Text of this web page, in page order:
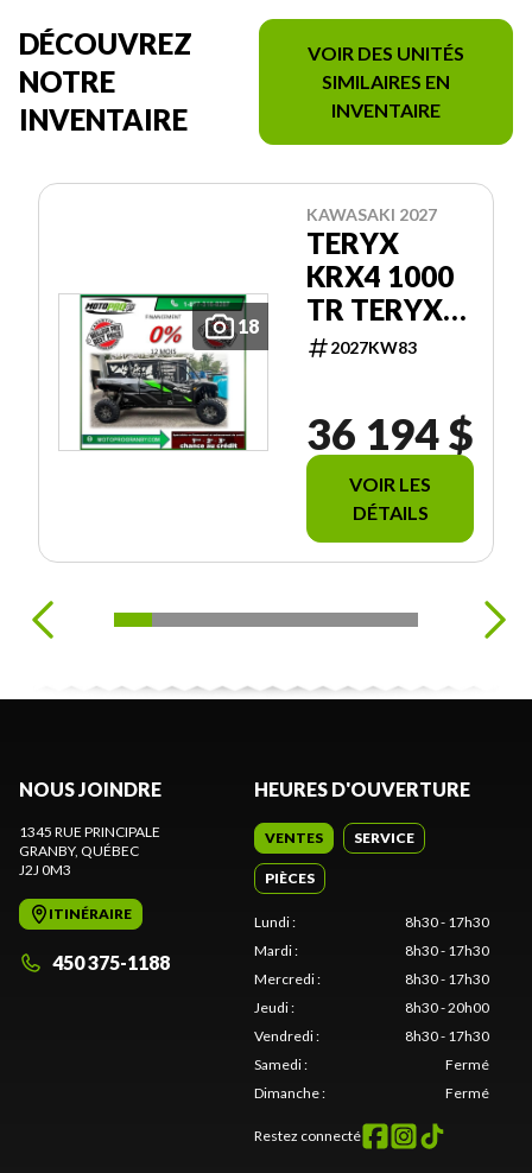
DÉCOUVREZ
NOTRE
INVENTAIRE
VOIR DES UNITÉS
SIMILAIRES EN
INVENTAIRE
18
KAWASAKI 2027
TERYX
KRX4 1000
TR TERYX
KRX4 1000
PLACES KRX
2027KW83
36 194 $
VOIR LES
DÉTAILS
NOUS JOINDRE
1345 RUE PRINCIPALE
GRANBY, QUÉBEC
J2J 0M3
ITINÉRAIRE
450 375-1188
HEURES D'OUVERTURE
VENTES SERVICE
PIÈCES
Lundi:
8h30 - 17h30
Mardi:
8h30 - 17h30
Mercredi:
8h30 - 17h30
Jeudi:
8h30 - 20h00
Vendredi:
8h30 - 17h30
Samedi:
Fermé
Dimanche: Fermé
Restez connecté